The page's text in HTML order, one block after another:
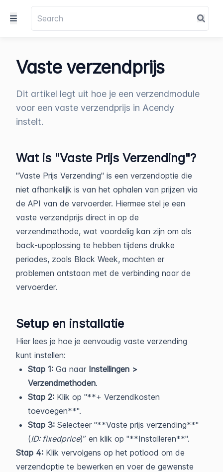
Vaste verzendprijs
Dit artikel legt uit hoe je een verzendmodule
voor een vaste verzendprijs in Acendy
instelt.
Wat is "Vaste Prijs Verzending"?
"Vaste Prijs Verzending" is een verzendoptie die
niet afhankelijk is van het ophalen van prijzen via
de API van de vervoerder. Hiermee stel je een
vaste verzendprijs direct in op de
verzendmethode, wat voordelig kan zijn om als
back-upoplossing te hebben tijdens drukke
periodes, zoals Black Week, mochten er
problemen ontstaan met de verbinding naar de
vervoerder.
Setup en installatie
Hier lees je hoe je eenvoudig vaste verzending
kunt instellen:
Stap 1: Ga naar Instellingen >
Verzendmethoden.
Stap 2: Klik op "**+ Verzendkosten
toevoegen**".
Stap 3: Selecteer "**Vaste prijs verzending**"
(ID: fixedprice)” en klik op "**Installeren**".
Stap 4: Klik vervolgens op het potlood om de
verzendoptie te bewerken en voer de gewenste